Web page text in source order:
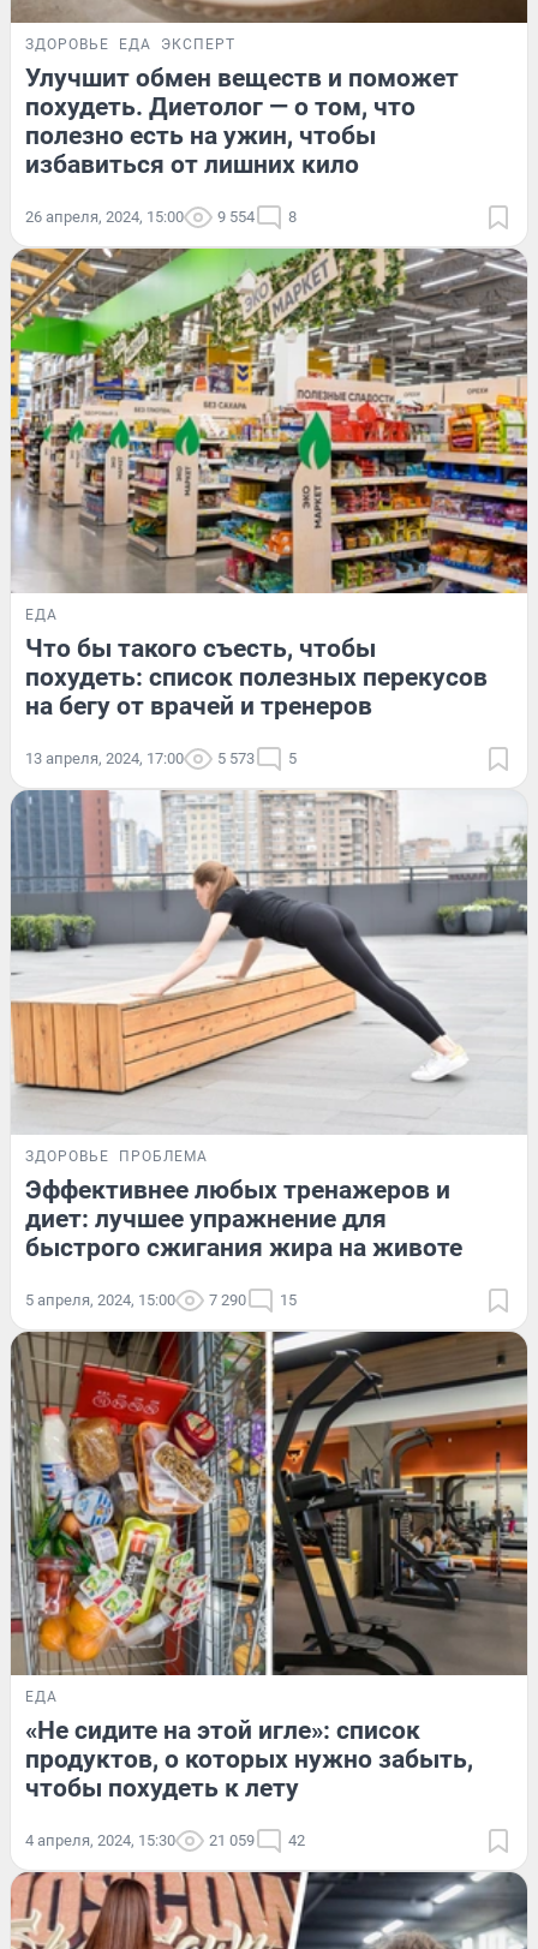
ЗДОРОВЬЕ ЕДА ЭКСПЕРТ
Улучшит обмен веществ и поможет
похудеть. Диетолог — о том, что
полезно есть на ужин, чтобы
избавиться от лишних кило
26 апреля, 2024, 15:00 9 554 8
ЕДА
Что бы такого съесть, чтобы
похудеть: список полезных перекусов
на бегу от врачей и тренеров
13 апреля, 2024, 17:00 5 573 5
ЗДОРОВЬЕ ПРОБЛЕМА
Эффективнее любых тренажеров и
диет: лучшее упражнение для
быстрого сжигания жира на животе
5 апреля, 2024, 15:00 7 290 15
ЕДА
«Не сидите на этой игле»: список
продуктов, о которых нужно забыть,
чтобы похудеть к лету
4 апреля, 2024, 15:30 21 059 42